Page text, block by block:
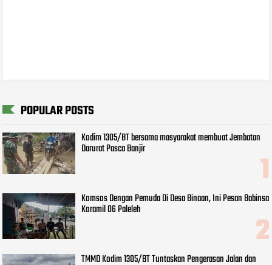
POPULAR POSTS
Kodim 1305/BT bersama masyarakat membuat Jembatan
Darurat Pasca Banjir
Komsos Dengan Pemuda Di Desa Binaan, Ini Pesan Babinsa
Koramil 06 Paleleh
TMMD Kodim 1305/BT Tuntaskan Pengerasan Jalan dan